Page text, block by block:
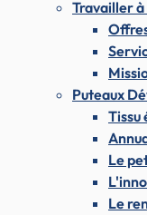
Travailler à
Puteaux
Tissu
Le
Le